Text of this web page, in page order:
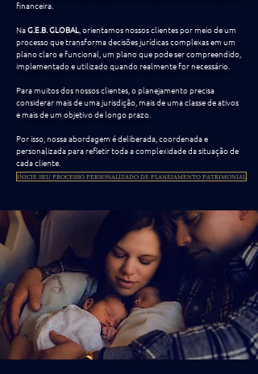
financeira.
NaG.E.B. GLOBAL, orientamos nossos clientes por meio de um
processo que transforma decisões jurídicas complexas em um
plano claro e funcional, um plano que pode ser compreendido,
implementado e utilizado quando realmente for necessário.
Para muitos dos nossos clientes, o planejamento precisa
considerar mais de uma jurisdição, mais de uma classe de ativos
e mais de um objetivo de longo prazo.
Por isso, nossa abordagem é deliberada, coordenada e
personalizada para refletir toda a complexidade da situação de
cada cliente.
INICIE SEU PROCESSO PERSONALIZADO DE PLANEJAMENTO PATRIMONIAL